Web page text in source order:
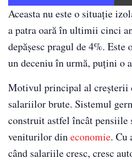
Aceasta nu este o situație
a patra oară în ultimii cinci
depășesc pragul de 4%. Este
un deceniu în urmă, puțini o
Motivul principal al creșterii
salariilor brute. Sistemul
construit astfel încât pensiile
veniturilor dineconomie. Cu
când salariile cresc, cresc